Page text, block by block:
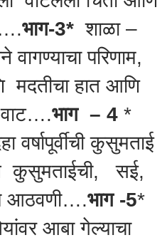
भाग-3*शाळा –
परिणाम,
हात आणि
वाट….भाग – 4*
वर्षापूर्वीची कुसुमताई
कुसुमताईची, सई,
आठवणी….भाग -5*
आबा गेल्याचा